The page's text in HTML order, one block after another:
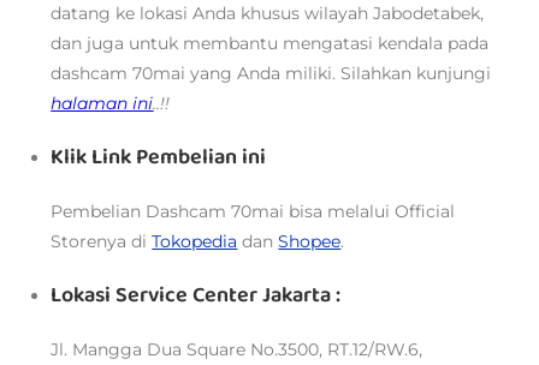
datang ke lokasi Anda khusus wilayah Jabodetabek,
dan juga untuk membantu mengatasi kendala pada
dashcam 70mai yang Anda miliki. Silahkan kunjungi
halaman ini..!!
Klik Link Pembelian ini
Pembelian Dashcam 70mai bisa melaluiOfficial
Storenya diTokopedia danShopee.
Lokasi Service Center Jakarta :
Jl. Mangga Dua Square No.3500, RT.12/RW.6,